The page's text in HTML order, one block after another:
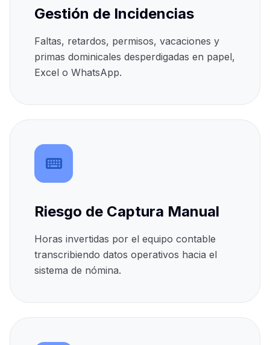
Gestión de Incidencias
Faltas, retardos, permisos, vacaciones y
primas dominicales desperdigadas en papel,
Excel o WhatsApp.
Riesgo de Captura Manual
Horas invertidas por el equipo contable
transcribiendo datos operativos hacia el
sistema de nómina.